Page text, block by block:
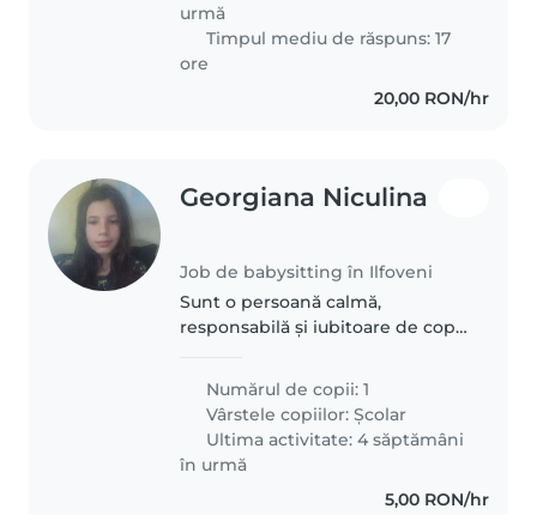
urmă
Timpul mediu de răspuns: 17
ore
20,00 RON/hr
Georgiana Niculina
Job de babysitting în Ilfoveni
Sunt o persoană calmă,
responsabilă și iubitoare de copii.
mici, să mă joc cu ei și să îi ajut să
învețe lucruri noi. Pot avea grijă
de copii cu vârste..
Numărul de copii: 1
Vârstele copiilor:Școlar
Ultima activitate: 4 săptămâni
în urmă
5,00 RON/hr